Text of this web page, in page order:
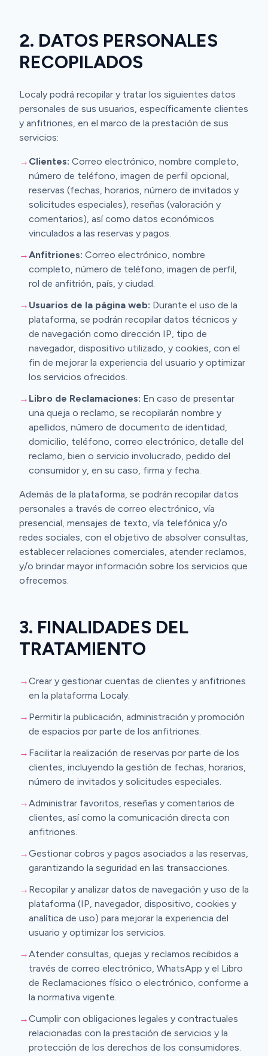
2. DATOS PERSONALES
RECOPILADOS
Localy podrá recopilar y tratar los siguientes datos
personales de sus usuarios, específicamente clientes
y anfitriones, en el marco de la prestación de sus
servicios:
→ Clientes: Correo electrónico, nombre completo,
número de teléfono, imagen de perfil opcional,
reservas (fechas, horarios, número de invitados y
solicitudes especiales), reseñas (valoración y
comentarios), así como datos económicos
vinculados a las reservas y pagos.
→Anfitriones: Correo electrónico, nombre
completo, número de teléfono, imagen de perfil,
rol de anfitrión, país, y ciudad.
→ Usuarios de la página web: Durante el uso de la
plataforma, se podrán recopilar datos técnicos y
de navegación como dirección IP, tipo de
navegador, dispositivo utilizado, y cookies, con el
fin de mejorar la experiencia del usuario y optimizar
los servicios ofrecidos.
→ Libro de Reclamaciones: En caso de presentar
una queja o reclamo, se recopilarán nombre y
apellidos, número de documento de identidad,
domicilio, teléfono, correo electrónico, detalle del
reclamo, bien o servicio involucrado, pedido del
consumidor y, en su caso, firma y fecha.
Además de la plataforma, se podrán recopilar datos
personales a través de correo electrónico, vía
presencial, mensajes de texto, vía telefónica y/o
redes sociales, con el objetivo de absolver consultas,
establecer relaciones comerciales, atender reclamos,
y/o brindar mayor información sobre los servicios que
ofrecemos.
3. FINALIDADES DEL
TRATAMIENTO
→Crear y gestionar cuentas de clientes y anfitriones
en la plataforma Localy.
→ Permitir la publicación, administración y promoción
de espacios por parte de los anfitriones.
→ Facilitar la realización de reservas por parte de los
clientes, incluyendo la gestión de fechas, horarios,
número de invitados y solicitudes especiales.
→Administrar favoritos, reseñas y comentarios de
clientes, así como la comunicación directa con
anfitriones.
→Gestionar cobros y pagos asociados a las reservas,
garantizando la seguridad en las transacciones.
→ Recopilar y analizar datos de navegación y uso de la
plataforma (IP, navegador, dispositivo, cookies y
analítica de uso) para mejorar la experiencia del
usuario y optimizar los servicios.
→Atender consultas, quejas y reclamos recibidos a
través de correo electrónico, WhatsApp y el Libro
de Reclamaciones físico o electrónico, conforme a
la normativa vigente.
→Cumplir con obligaciones legales y contractuales
relacionadas con la prestación de servicios y la
protección de los derechos de los consumidores.